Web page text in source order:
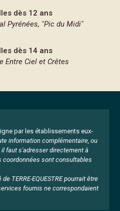
dès 12 ans
Pyrénées, "Pic du Midi"
dès 14 ans
Entre Ciel et Crêtes
par les établissements eux-
information complémentaire, ou
faut s'adresser directement à
coordonnées sont consultables
TERRE-EQUESTRE pourrait être
fournis ne correspondaient